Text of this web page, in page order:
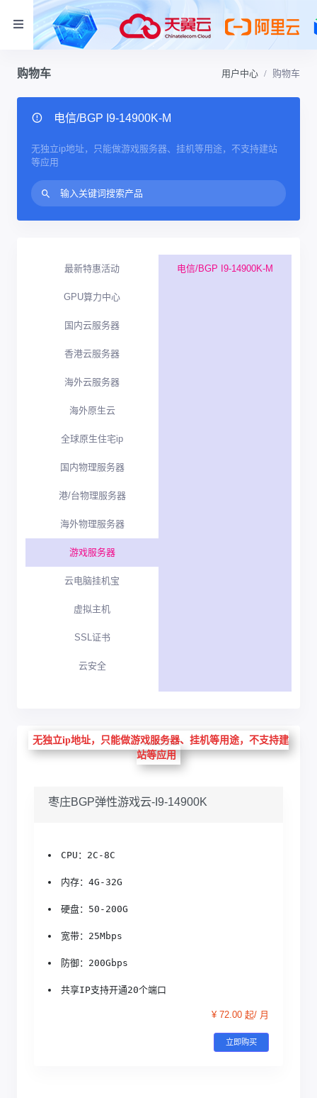
购物车 用户中心 购物车
电信/BGP I9-14900K-M
无独立ip地址，只能做游戏服务器、挂机等用途，不支持建站
等应用
最新特惠活动
GPU算力中心
国内云服务器
香港云服务器
海外云服务器
海外原生云
全球原生住宅ip
国内物理服务器
港/台物理服务器
海外物理服务器
游戏服务器
云电脑挂机宝
虚拟主机
SSL证书
云安全
电信/BGP I9-14900K-M
无独立ip地址，只能做游戏服务器、挂机等用途，不支持建
站等应用
枣庄BGP弹性游戏云-I9-14900K
CPU：2C-8C
内存：4G-32G
硬盘：50-200G
宽带：25Mbps
防御：200Gbps
共享IP支持开通20个端口
¥ 72.00 起/ 月
立即购买